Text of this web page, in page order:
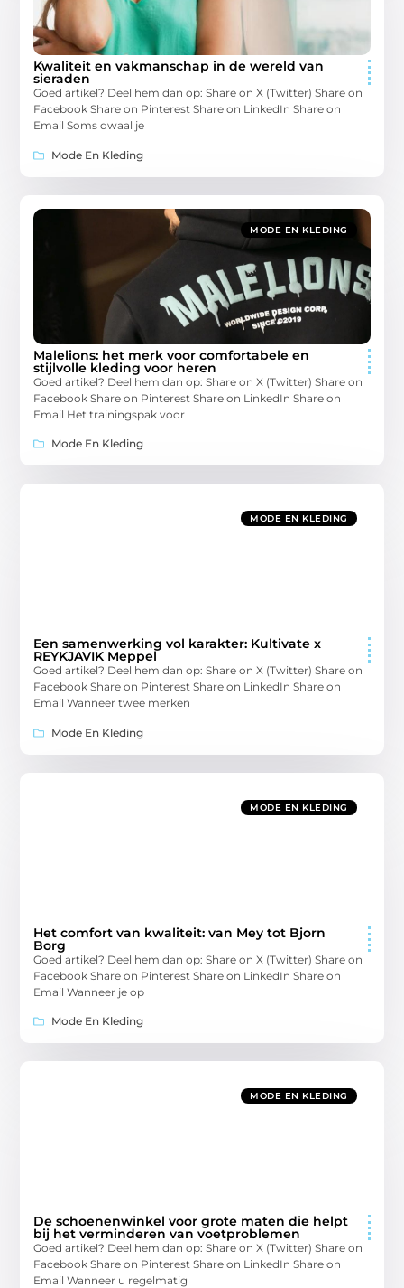
Kwaliteit en vakmanschap in de wereld van
sieraden
Goed artikel? Deel hem dan op: Share on X (Twitter) Share on
Facebook Share on Pinterest Share on LinkedIn Share on
Email Soms dwaal je
Mode En Kleding
MODE EN KLEDING
Malelions: het merk voor comfortabele en
stijlvolle kleding voor heren
Goed artikel? Deel hem dan op: Share on X (Twitter) Share on
Facebook Share on Pinterest Share on LinkedIn Share on
Email Het trainingspak voor
Mode En Kleding
MODE EN KLEDING
Een samenwerking vol karakter: Kultivate x
REYKJAVIK Meppel
Goed artikel? Deel hem dan op: Share on X (Twitter) Share on
Facebook Share on Pinterest Share on LinkedIn Share on
Email Wanneer twee merken
Mode En Kleding
MODE EN KLEDING
Het comfort van kwaliteit: van Mey tot Bjorn
Borg
Goed artikel? Deel hem dan op: Share on X (Twitter) Share on
Facebook Share on Pinterest Share on LinkedIn Share on
Email Wanneer je op
Mode En Kleding
MODE EN KLEDING
De schoenenwinkel voor grote maten die helpt
bij het verminderen van voetproblemen
Goed artikel? Deel hem dan op: Share on X (Twitter) Share on
Facebook Share on Pinterest Share on LinkedIn Share on
Email Wanneer u regelmatig